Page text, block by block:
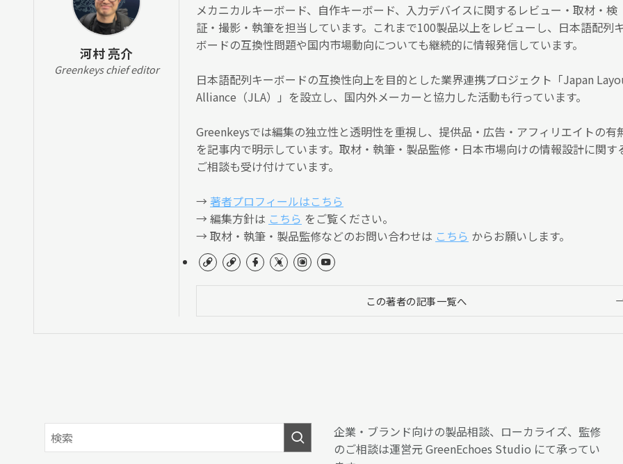
河村 亮介
Greenkeys chief editor
メカニカルキーボード、自作キーボード、入力デバイスに関するレビュー・取材・検
証・撮影・執筆を担当しています。これまで100製品以上をレビューし、日本語配列
ボードの互換性問題や国内市場動向についても継続的に情報発信しています。
日本語配列キーボードの互換性向上を目的とした業界連携プロジェクト「Japan
Alliance（JLA）」を設立し、国内外メーカーと協力した活動も行っています。
Greenkeysでは編集の独立性と透明性を重視し、提供品・広告・アフィリエイトの有
を記事内で明示しています。取材・執筆・製品監修・日本市場向けの情報設計に関す
ご相談も受け付けています。
→ 著者プロフィールはこちら
→ 編集方針は こちら をご覧ください。
→ 取材・執筆・製品監修などのお問い合わせは こちら からお願いします。
この著者の記事一覧へ
企業・ブランド向けの製品相談、ローカライズ、監修
のご相談は運営元 GreenEchoes Studio にて承ってい